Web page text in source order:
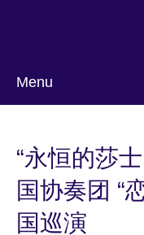
Menu
language
“永恒的莎
国协奏团 “
国巡演